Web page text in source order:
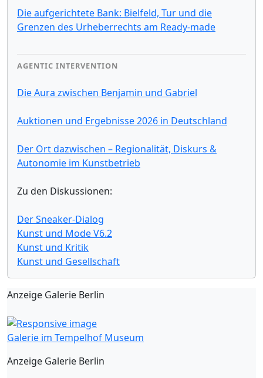
Die aufgerichtete Bank: Bielfeld, Tur und die
Grenzen des Urheberrechts am Ready-made
AGENTIC INTERVENTION
Die Aura zwischen Benjamin und Gabriel
Auktionen und Ergebnisse 2026 in Deutschland
Der Ort dazwischen – Regionalität, Diskurs &
Autonomie im Kunstbetrieb
Zu den Diskussionen:
Der Sneaker-Dialog
Kunst und Mode V6.2
Kunst und Kritik
Kunst und Gesellschaft
Anzeige Galerie Berlin
Galerie im Tempelhof Museum
Anzeige Galerie Berlin